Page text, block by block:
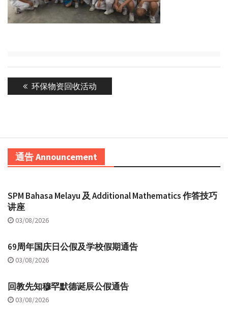
navigation
Previous
post:
环保物资回收活动
通告 Announcement
SPM Bahasa Melayu 及 Additional Mathematics 作答技巧
讲座
03/08/2026
69周年国庆日公假及学校假期通告
03/08/2026
回教先知穆罕默德诞辰公假通告
03/08/2026